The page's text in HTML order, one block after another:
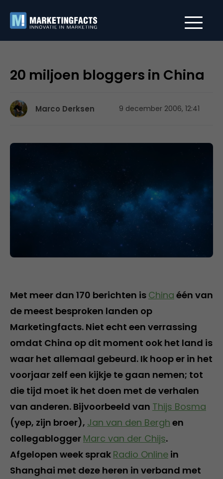
20 miljoen bloggers in China
Marco Derksen 9 december 2006, 12:41
Met meer dan 170 berichten is China één van
de meest besproken landen op
Marketingfacts. Niet echt een verrassing
omdat China op dit moment ook het land is
waar het allemaal gebeurd. Ik hoop er in het
voorjaar zelf een kijkje te gaan nemen; tot
die tijd moet ik het doen met de verhalen
van anderen. Bijvoorbeeld van Thijs Bosma
(yep, zijn broer), Jan van den Bergh en
collegablogger Marc van der Chijs.
Afgelopen week sprak Radio Online in
Shanghai met deze heren in verband met